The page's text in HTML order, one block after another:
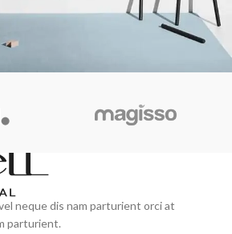
at vestibulum
neque dis nam parturient orci at
parturient.